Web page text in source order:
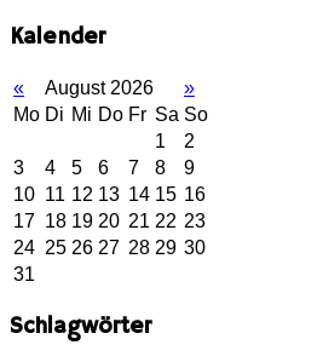
Kalender
« August 2026
»
Mo Di Mi Do Fr Sa So
1
2
3
4 5 6 7 8
9
10 11 12 13 14 15 16
17 18 19 20 21 22 23
24 25 26 27 28 29 30
31
Schlagwörter